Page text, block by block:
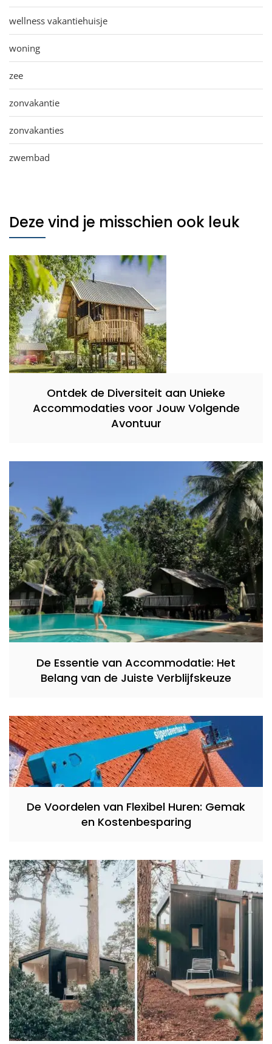
wellness vakantiehuisje
woning
zee
zonvakantie
zonvakanties
zwembad
Deze vind je misschien ook leuk
Ontdek de Diversiteit aan Unieke
Accommodaties voor Jouw Volgende
Avontuur
De Essentie van Accommodatie: Het
Belang van de Juiste Verblijfskeuze
De Voordelen van Flexibel Huren: Gemak
en Kostenbesparing